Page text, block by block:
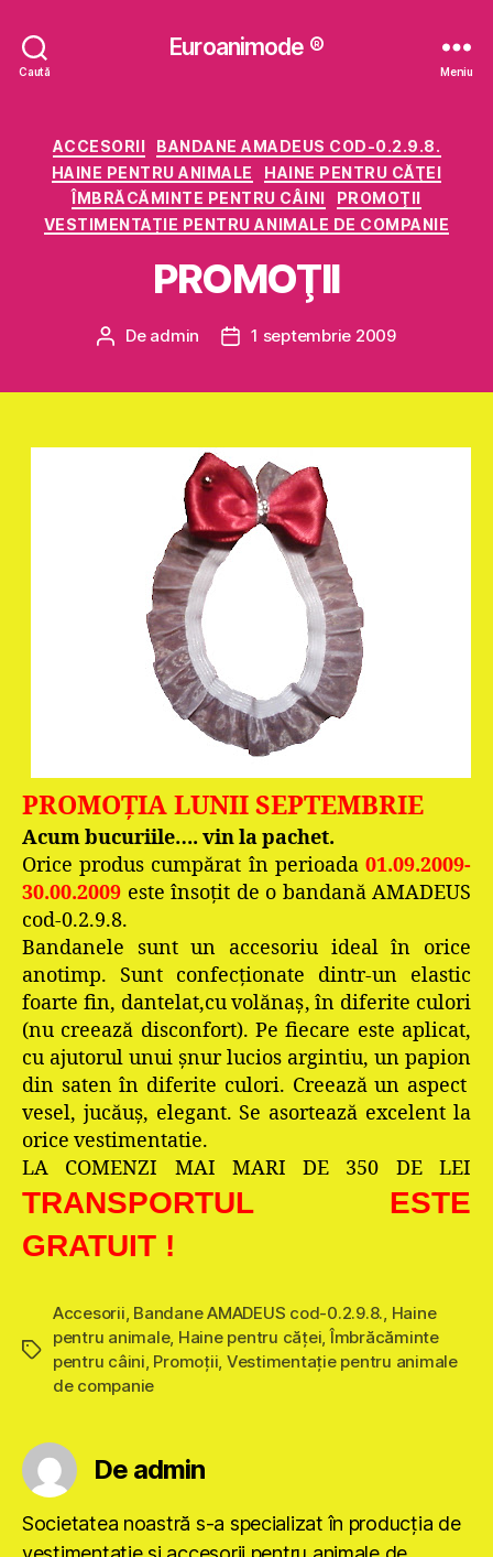
Caută
Euroanimode ®
Meniu
Categorii
ACCESORII
BANDANE AMADEUS COD-0.2.9.8.
HAINE PENTRU ANIMALE
HAINE PENTRU CĂŢEI
ÎMBRĂCĂMINTE PENTRU CÂINI
PROMOŢII
VESTIMENTAȚIE PENTRU ANIMALE DE COMPANIE
PROMOŢII
Autor
De admin
Dată1 septembrie 2009
PROMOŢIA LUNII SEPTEMBRIE
Acum bucuriile…. vin la pachet.
Orice produs cumpărat în perioada 01.09.2009-
30.00.2009 este însoţit de o bandană AMADEUS
cod-0.2.9.8.
Bandanele sunt un accesoriu ideal în orice
anotimp. Sunt confecţionate dintr-un elastic
foarte fin, dantelat,cu volănaş, în diferite culori
(nu creează disconfort). Pe fiecare este aplicat,
cu ajutorul unui şnur lucios argintiu, un papion
din saten în diferite culori. Creează un aspect
vesel, jucăuş, elegant. Se asortează excelent la
orice vestimentatie.
LA COMENZI MAI MARI DE 350 DE LEI
TRANSPORTUL ESTE
GRATUIT !
Etichete
Accesorii, Bandane AMADEUS cod-0.2.9.8., Haine
pentru animale, Haine pentru căţei,Îmbrăcăminte
pentru câini, Promoţii, Vestimentație pentru animale
de companie
De admin
Societatea noastră s-a specializat în producţia de